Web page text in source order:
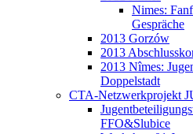
Nimes:
Gespräche
2013 Gorzów
2013
2013 Nîmes:
Doppelstadt
CTA-Netzwerkprojekt
FFO&Slubice